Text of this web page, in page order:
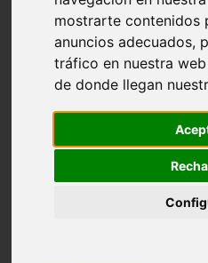
mostrarte contenidos
anuncios adecuados,
tráfico en nuestra
de donde llegan
comportamiento
protagonistas
reptiles
abandono
adopci n
ferias
higiene
acuario